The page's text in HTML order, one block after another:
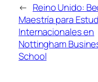
← Reino Unido:
Maestría para
Internacionales en
Nottingham
School